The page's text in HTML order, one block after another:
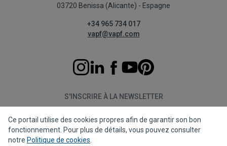
03720 Benissa (Alicante) - Espagne
+34 965 734 017
vapf@vapf.com
S'INSCRIRE À LA NEWSLETTER
S'abonner
Ce portail utilise des cookies propres afin de garantir son bon
fonctionnement. Pour plus de détails, vous pouvez consulter
notre Politique de cookies